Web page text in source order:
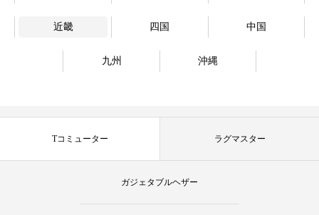
近畿 四国 中国
九州 沖縄
Tコミューター ラグマスター
ガジェタブルヘザー